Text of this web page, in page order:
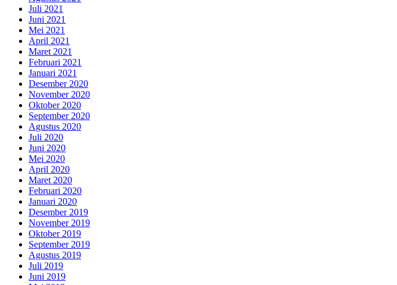
Juli 2021
Juni 2021
Mei 2021
April 2021
Maret 2021
Februari 2021
Januari 2021
Desember 2020
November 2020
Oktober 2020
September 2020
Agustus 2020
Juli 2020
Juni 2020
Mei 2020
April 2020
Maret 2020
Februari 2020
Januari 2020
Desember 2019
November 2019
Oktober 2019
September 2019
Agustus 2019
Juli 2019
Juni 2019